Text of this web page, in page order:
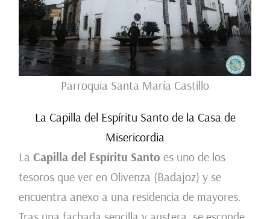
Parroquia Santa María Castillo
La Capilla del Espíritu Santo de la Casa de
Misericordia
La Capilla del Espíritu Santo es uno de los
tesoros que ver en Olivenza (Badajoz) y se
encuentra anexo a una residencia de mayores.